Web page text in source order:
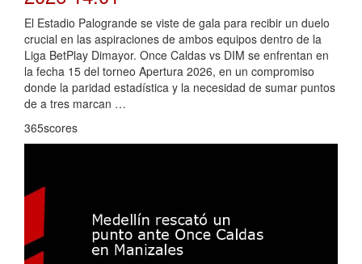
El Estadio Palogrande se viste de gala para recibir un duelo
crucial en las aspiraciones de ambos equipos dentro de la
Liga BetPlay Dimayor. Once Caldas vs DIM se enfrentan en
la fecha 15 del torneo Apertura 2026, en un compromiso
donde la paridad estadística y la necesidad de sumar puntos
de a tres marcan …
365scores